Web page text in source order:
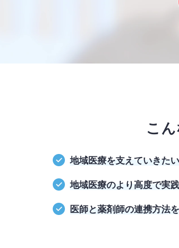
こ
地域医療を支えていきたい
地域医療のより高度で実
医師と薬剤師の連携方法